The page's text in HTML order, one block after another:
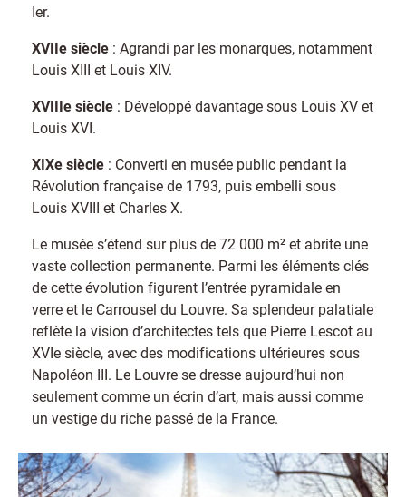
Ier.
XVIIe siècle : Agrandi par les monarques, notamment
Louis XIII et Louis XIV.
XVIIIe siècle : Développé davantage sous Louis XV et
Louis XVI.
XIXe siècle : Converti en musée public pendant la
Révolution française de 1793, puis embelli sous
Louis XVIII et Charles X.
Le musée s’étend sur plus de 72 000 m² et abrite une
vaste collection permanente. Parmi les éléments clés
de cette évolution figurent l’entrée pyramidale en
verre et le Carrousel du Louvre. Sa splendeur palatiale
reflète la vision d’architectes tels que Pierre Lescot au
XVIe siècle, avec des modifications ultérieures sous
Napoléon III. Le Louvre se dresse aujourd’hui non
seulement comme un écrin d’art, mais aussi comme
un vestige du riche passé de la France.